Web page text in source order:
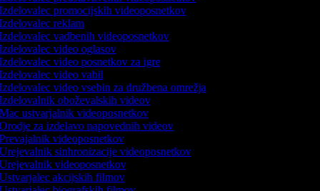
promocijskih videoposnetkov
reklam
vadbenih videoposnetkov
video oglasov
video posnetkov za igre
video vabil
video vsebin za družbena omrežja
oboževalskih videov
ustvarjalnik videoposnetkov
za izdelavo napovednih videov
videoposnetkov
sinhronizacije videoposnetkov
videoposnetkov
akcijskih filmov